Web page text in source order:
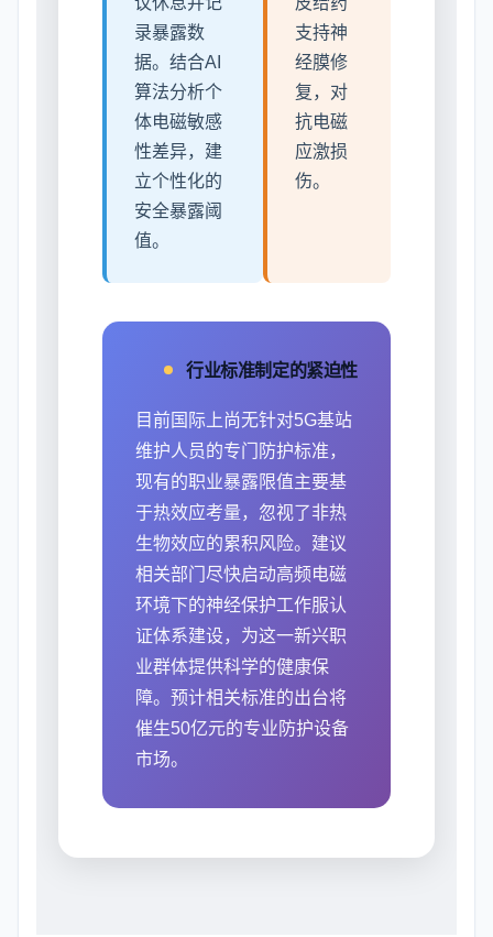
录暴露数
据。结合AI
算法分析个
体电磁敏感
性差异，建
立个性化的
安全暴露阈
值。
支持神
经膜修
复，对
抗电磁
应激损
伤。
行业标准制定的紧迫性
目前国际上尚无针对5G基站
维护人员的专门防护标准，
现有的职业暴露限值主要基
于热效应考量，忽视了非热
生物效应的累积风险。建议
相关部门尽快启动高频电磁
环境下的神经保护工作服认
证体系建设，为这一新兴职
业群体提供科学的健康保
障。预计相关标准的出台将
催生50亿元的专业防护设备
市场。